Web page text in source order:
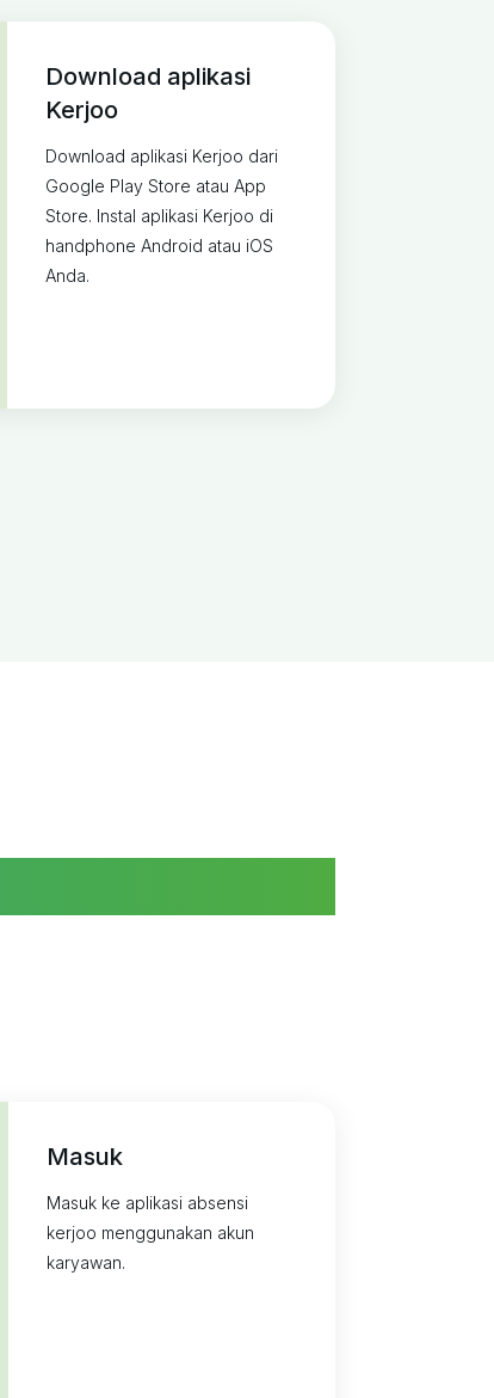
Download aplikasi
Kerjoo
Download aplikasi Kerjoo dari
Google Play Store atau App
Store. Instal aplikasi Kerjoo di
handphone Android atau iOS
Anda.
Masuk
Masuk ke aplikasi absensi
kerjoo menggunakan akun
karyawan.